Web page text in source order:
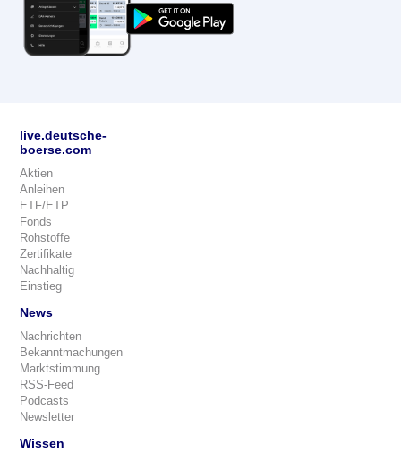
live.deutsche-
boerse.com
Aktien
Anleihen
ETF/ETP
Fonds
Rohstoffe
Zertifikate
Nachhaltig
Einstieg
News
Nachrichten
Bekanntmachungen
Marktstimmung
RSS-Feed
Podcasts
Newsletter
Wissen